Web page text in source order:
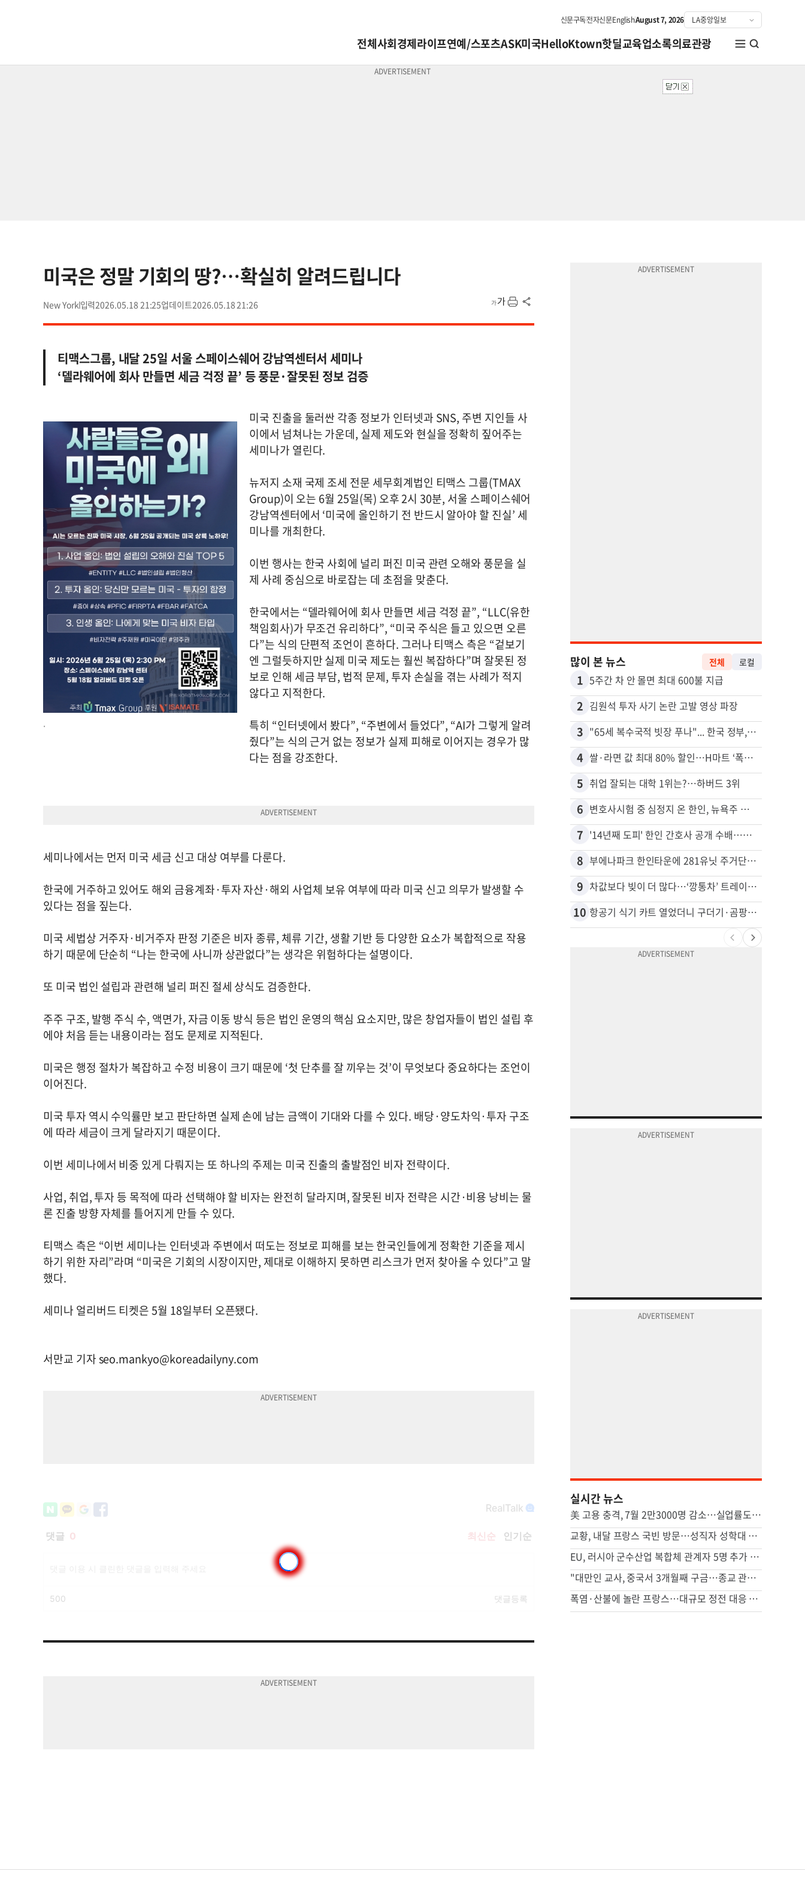
신문구독전자신문EnglishAugust 7, 2026
전체사회경제라이프연예/스포츠ASK미국HelloKtown핫딜교육업소록의료관광
미국은 정말 기회의 땅?…확실히 알려드립니다
New York 2026.05.18 21:25 2026.05.18 21:26
티맥스그룹, 내달 25일 서울 스페이스쉐어 강남역센터서 세미나
‘델라웨어에 회사 만들면 세금 걱정 끝’ 등 풍문·잘못된 정보 검증
.
미국 진출을 둘러싼 각종 정보가 인터넷과 SNS, 주변 지인들 사
이에서 넘쳐나는 가운데, 실제 제도와 현실을 정확히 짚어주는
세미나가 열린다.
뉴저지 소재 국제 조세 전문 세무회계법인 티맥스 그룹(TMAX
Group)이 오는 6월 25일(목) 오후 2시 30분, 서울 스페이스쉐어
강남역센터에서 ‘미국에 올인하기 전 반드시 알아야 할 진실’ 세
미나를 개최한다.
이번 행사는 한국 사회에 널리 퍼진 미국 관련 오해와 풍문을 실
제 사례 중심으로 바로잡는 데 초점을 맞춘다.
한국에서는 “델라웨어에 회사 만들면 세금 걱정 끝”, “LLC(유한
책임회사)가 무조건 유리하다”, “미국 주식은 들고 있으면 오른
다”는 식의 단편적 조언이 흔하다. 그러나 티맥스 측은 “겉보기
엔 그럴듯하지만 실제 미국 제도는 훨씬 복잡하다”며 잘못된 정
보로 인해 세금 부담, 법적 문제, 투자 손실을 겪는 사례가 적지
않다고 지적한다.
특히 “인터넷에서 봤다”, “주변에서 들었다”, “AI가 그렇게 알려
줬다”는 식의 근거 없는 정보가 실제 피해로 이어지는 경우가 많
다는 점을 강조한다.
세미나에서는 먼저 미국 세금 신고 대상 여부를 다룬다.
한국에 거주하고 있어도 해외 금융계좌·투자 자산·해외 사업체 보유 여부에 따라 미국 신고 의무가 발생할 수
있다는 점을 짚는다.
미국 세법상 거주자·비거주자 판정 기준은 비자 종류, 체류 기간, 생활 기반 등 다양한 요소가 복합적으로 작용
하기 때문에 단순히 “나는 한국에 사니까 상관없다”는 생각은 위험하다는 설명이다.
또 미국 법인 설립과 관련해 널리 퍼진 절세 상식도 검증한다.
주주 구조, 발행 주식 수, 액면가, 자금 이동 방식 등은 법인 운영의 핵심 요소지만, 많은 창업자들이 법인 설립 후
에야 처음 듣는 내용이라는 점도 문제로 지적된다.
미국은 행정 절차가 복잡하고 수정 비용이 크기 때문에 ‘첫 단추를 잘 끼우는 것’이 무엇보다 중요하다는 조언이
이어진다.
미국 투자 역시 수익률만 보고 판단하면 실제 손에 남는 금액이 기대와 다를 수 있다. 배당·양도차익·투자 구조
에 따라 세금이 크게 달라지기 때문이다.
이번 세미나에서 비중 있게 다뤄지는 또 하나의 주제는 미국 진출의 출발점인 비자 전략이다.
사업, 취업, 투자 등 목적에 따라 선택해야 할 비자는 완전히 달라지며, 잘못된 비자 전략은 시간·비용 낭비는 물
론 진출 방향 자체를 틀어지게 만들 수 있다.
티맥스 측은 “이번 세미나는 인터넷과 주변에서 떠도는 정보로 피해를 보는 한국인들에게 정확한 기준을 제시
하기 위한 자리”라며 “미국은 기회의 시장이지만, 제대로 이해하지 못하면 리스크가 먼저 찾아올 수 있다”고 말
했다.
세미나 얼리버드 티켓은 5월 18일부터 오픈됐다.
서만교 기자seo.mankyo@koreadailyny.com
많이 본 뉴스 전체 로컬
1 5주간 차 안 몰면 최대 600불 지급
2 김원석 투자 사기 논란 고발 영상 파장
3 "65세 복수국적 빗장 푸나"... 한국 정부, 연령 완화 전면 추진
4 쌀·라면 값 최대 80% 할인…H마트 ‘폭탄 세일’
5 취업 잘되는 대학 1위는?…하버드 3위
6 변호사시험 중 심정지 온 한인, 뉴욕주 제소
7 '14년째 도피' 한인 간호사 공개 수배…메디케어 사기 유죄
8 부에나파크 한인타운에 281유닛 주거단지 들어선다
9 차값보다 빚이 더 많다…‘깡통차’ 트레이드인 급증
10 항공기 식기 카트 열었더니 구더기·곰팡이…LAX 기내식 업체 논란
실시간 뉴스
美 고용 충격, 7월 2만3000명 감소…실업률도 감소해 엇갈린 신호
교황, 내달 프랑스 국빈 방문…성직자 성학대 피해자 만난다
EU, 러시아 군수산업 복합체 관계자 5명 추가 제재
"대만인 교사, 중국서 3개월째 구금…종교 관련 가능성"
폭염·산불에 놀란 프랑스…대규모 정전 대응 훈련 추진